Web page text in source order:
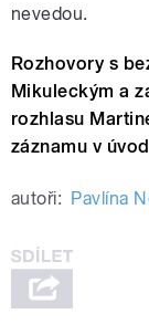
nevedou.
Rozhovory s
Mikuleckým a
rozhlasu
záznamu v
autoři: Pavlína